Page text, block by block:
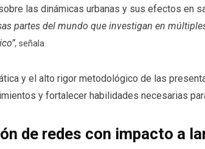
las dinámicas urbanas y sus efectos en
partes del mundo que investigan en
, señala.
y el alto rigor metodológico de las
y fortalecer habilidades necesarias
de redes con impacto a